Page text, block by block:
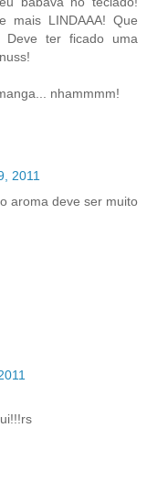
mais LINDAAA! Que
Deve ter ficado uma
nhammmm!
2011
aroma deve ser muito